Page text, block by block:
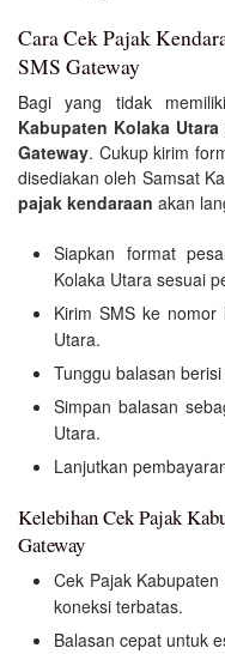
Cara Cek Pajak
SMS Gateway
Bagi yang tidak
Kabupaten Kolaka Utara
Gateway. Cukup kirim
disediakan oleh Samsat
pajak kendaraan akan
Siapkan format
Kolaka Utara sesuai
Kirim SMS ke nomor
Utara.
Tunggu balasan
Simpan balasan
Utara.
Lanjutkan
Kelebihan Cek Pajak
Gateway
Cek Pajak
koneksi terbatas.
Balasan cepat untuk